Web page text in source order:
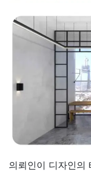
의뢰인이 디자인의